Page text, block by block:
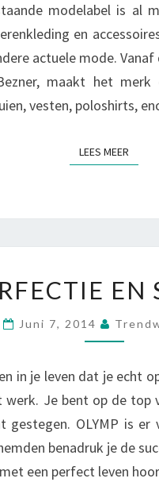
modelabel is al
en
actuele mode.
maakt het
vesten, poloshirts,
LEES MEER
EN
EN
Juni 7, 2014
in je leven dat je echt
werk. Je bent op de
gestegen. OLYMP is
benadruk je de
een perfect leven